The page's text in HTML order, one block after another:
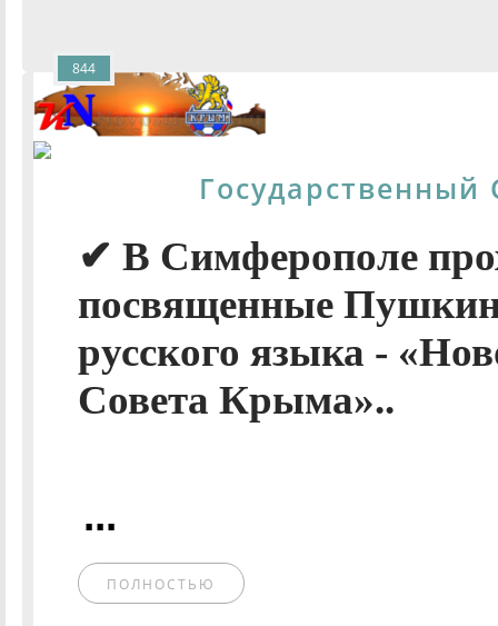
✔ В Симферополе
посвященные
русского языка -
Совета Крыма»..
...
ПОЛНОСТЬЮ
844